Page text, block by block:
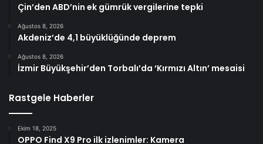
Çin’den ABD’nin ek gümrük vergilerine tepki
Ağustos 8, 2026
Akdeniz’de 4,1 büyüklüğünde deprem
Ağustos 8, 2026
İzmir Büyükşehir’den Torbalı’da ‘Kırmızı Altın’ mesaisi
Rastgele Haberler
Ekim 18, 2025
OPPO Find X9 Pro ilk izlenimler: Kamera